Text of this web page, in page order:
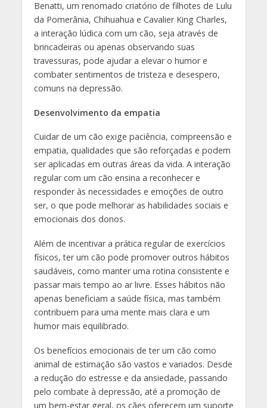
Benatti, um renomado criatório de filhotes de Lulu
da Pomerânia, Chihuahua e Cavalier King Charles,
a interação lúdica com um cão, seja através de
brincadeiras ou apenas observando suas
travessuras, pode ajudar a elevar o humor e
combater sentimentos de tristeza e desespero,
comuns na depressão.
Desenvolvimento da empatia
Cuidar de um cão exige paciência, compreensão e
empatia, qualidades que são reforçadas e podem
ser aplicadas em outras áreas da vida. A interação
regular com um cão ensina a reconhecer e
responder às necessidades e emoções de outro
ser, o que pode melhorar as habilidades sociais e
emocionais dos donos.
Além de incentivar a prática regular de exercícios
físicos, ter um cão pode promover outros hábitos
saudáveis, como manter uma rotina consistente e
passar mais tempo ao ar livre. Esses hábitos não
apenas beneficiam a saúde física, mas também
contribuem para uma mente mais clara e um
humor mais equilibrado.
Os benefícios emocionais de ter um cão como
animal de estimação são vastos e variados. Desde
a redução do estresse e da ansiedade, passando
pelo combate à depressão, até a promoção de
um bem-estar geral, os cães oferecem um suporte